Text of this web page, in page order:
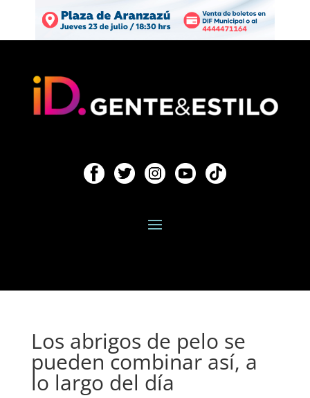
Los abrigos de pelo se
pueden combinar así, a
lo largo del día